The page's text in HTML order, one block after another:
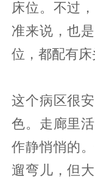
床位。不过
准来说，也
位，都配有床
这个病区很
色。走廊里
作静悄悄的
遛弯儿，但